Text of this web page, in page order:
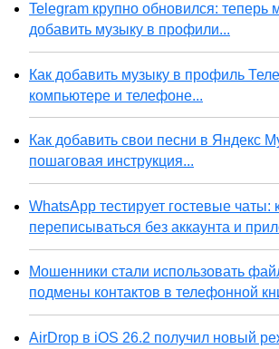
Telegram крупно обновился: теперь
добавить музыку в профили...
Как добавить музыку в профиль
компьютере и телефоне...
Как добавить свои песни в Яндекс
пошаговая инструкция...
WhatsApp тестирует гостевые чаты:
переписываться без аккаунта и
Мошенники стали использовать
подмены контактов в телефонной
AirDrop в iOS 26.2 получил новый